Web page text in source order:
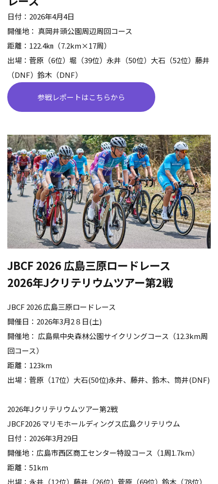
日付： 2026年4月4日
開催地： 真岡井頭公園周辺周回コース
距離： 122.4㎞（7.2km×17周）
出場：菅原（6位）堀（39位）永井（50位）大石（52位）藤井
（DNF）鈴木（DNF）
参戦レポートはこちらから
JBCF 2026 広島三原ロードレース
2026年Jクリテリウムツアー第2戦
JBCF 2026 広島三原ロードレース
開催日：2026年3月2８日(土)
開催地： 広島県中央森林公園サイクリングコース（12.3km周
回コース）
距離：123km
出場：菅原（17位）大石(50位)永井、藤井、鈴木、筒井(DNF)
2026年Jクリテリウムツアー第2戦
JBCF2026 マリモホールディングス広島クリテリウム
日付：2026年3月29日
開催地：広島市西区商工センター特設コース（1周1.7km）
距離：51km
出場：永井（12位）藤井（26位）菅原（69位）鈴木（78位）